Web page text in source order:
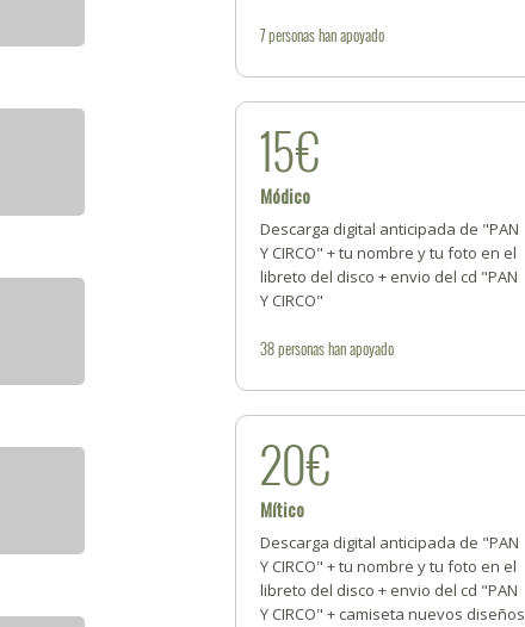
7personashan apoyado
15€
Módico
Descarga digital anticipada de "PAN
Y CIRCO" + tu nombre y tu foto en el
libreto del disco + envio del cd "PAN
Y CIRCO"
38personashan apoyado
20€
Mítico
Descarga digital anticipada de "PAN
Y CIRCO" + tu nombre y tu foto en el
libreto del disco + envio del cd "PAN
Y CIRCO" + camiseta nuevos diseños